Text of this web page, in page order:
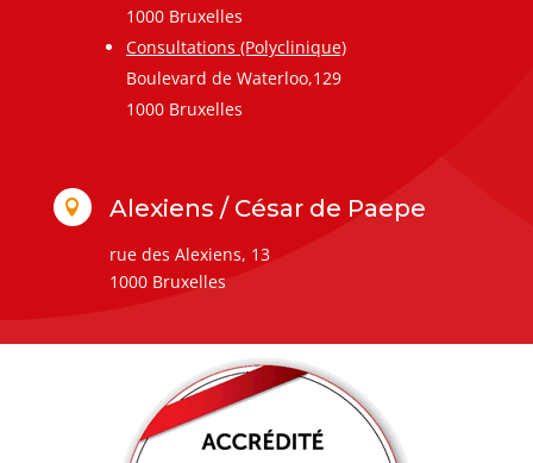
1000 Bruxelles
Consultations (Polyclinique)
Boulevard de Waterloo,129
1000 Bruxelles
 Alexiens / César de Paepe
rue des Alexiens, 13
1000 Bruxelles